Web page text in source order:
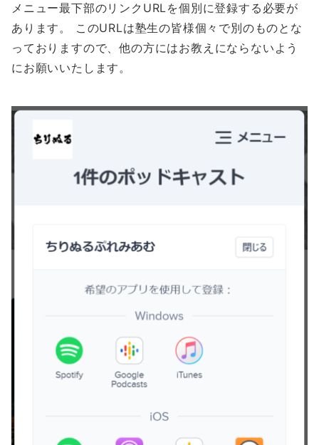
メニュー最下部のリンクURLを個別に登録する必要が
あります。 このURLは塾生の皆様個々で別のものとな
っておりますので、他の方にはお教えにならないよう
にお願いいたします。